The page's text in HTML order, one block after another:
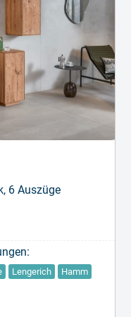
6 Auszüge
Lengerich Hamm